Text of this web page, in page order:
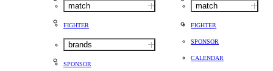
match
FIGHTER
brands
SPONSOR
match
FIGHTER
SPONSOR
CALENDAR